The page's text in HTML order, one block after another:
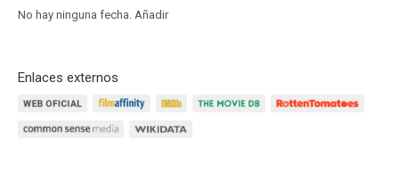
No hay ninguna fecha. Añadir
Enlaces externos